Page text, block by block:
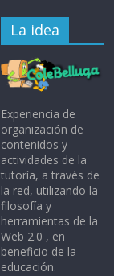
La idea
Experiencia de
organización de
contenidos y
actividades de la
tutoría, a través de
la red, utilizando la
filosofía y
herramientas de la
Web 2.0 , en
beneficio de la
educación.